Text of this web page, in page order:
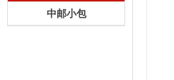
中邮小包